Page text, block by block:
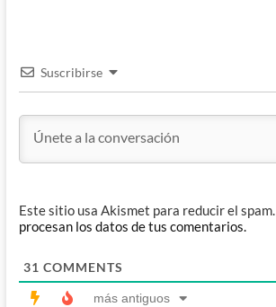
Suscribirse
Este sitio usa Akismet para reducir el spam.
procesan los datos de tus comentarios.
31 COMMENTS
más antiguos